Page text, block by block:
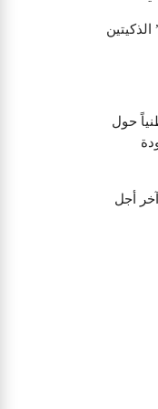
حول
الإقرارات والأداءات الضريبية.. 31 يوليوز 2026 آخر أجل